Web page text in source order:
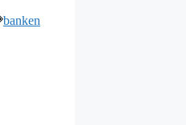
Schlagwörter
banken